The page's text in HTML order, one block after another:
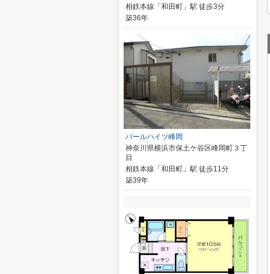
相鉄本線「和田町」駅 徒歩3分
築36年
パールハイツ峰岡
神奈川県横浜市保土ケ谷区峰岡町３丁
目
相鉄本線「和田町」駅 徒歩11分
築39年